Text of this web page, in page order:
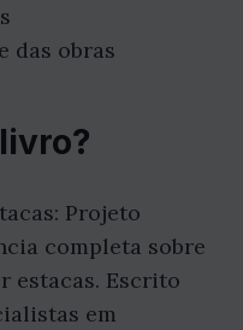
das obras
Projeto
completa sobre
estacas. Escrito
em